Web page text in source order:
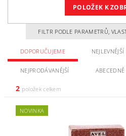
POLOŽEK K
FILTR PODLE PARAMETRŮ,
DOPORUČUJEME NEJLEVNĚJŠÍ
NEJPRODÁVANĚJŠÍ ABECEDNĚ
2 položek celkem
NOVINKA